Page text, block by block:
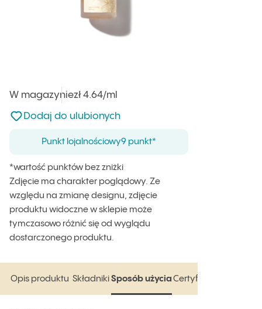
W magazynieCena jednostkowa
zł 4.64/ml
Nie dodano do ulubionych
Dodaj do ulubionych
Punkt lojalnościowy9 punkt*
*wartość punktów bez zniżki
Zdjęcie ma charakter poglądowy. Ze
względu na zmianę designu, zdjęcie
produktu widoczne w sklepie może
tymczasowo różnić się od wyglądu
dostarczonego produktu.
Opis produktu
Opis produktu
Składniki
Składniki
Sposób użycia
Sposób użycia
Certyfikaty
Certyfikaty